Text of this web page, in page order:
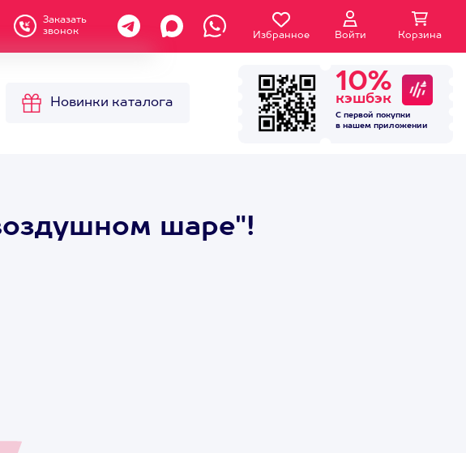
Заказать
звонок
Избранное Войти Корзина
Новинки каталога
10%
кэшбэк
С первой покупки
в нашем приложении
шаре"!